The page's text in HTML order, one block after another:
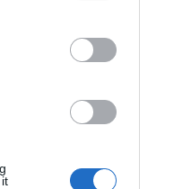
Γιώργο Κουλουρά και τα
δημοσιογραφικό κλάδο